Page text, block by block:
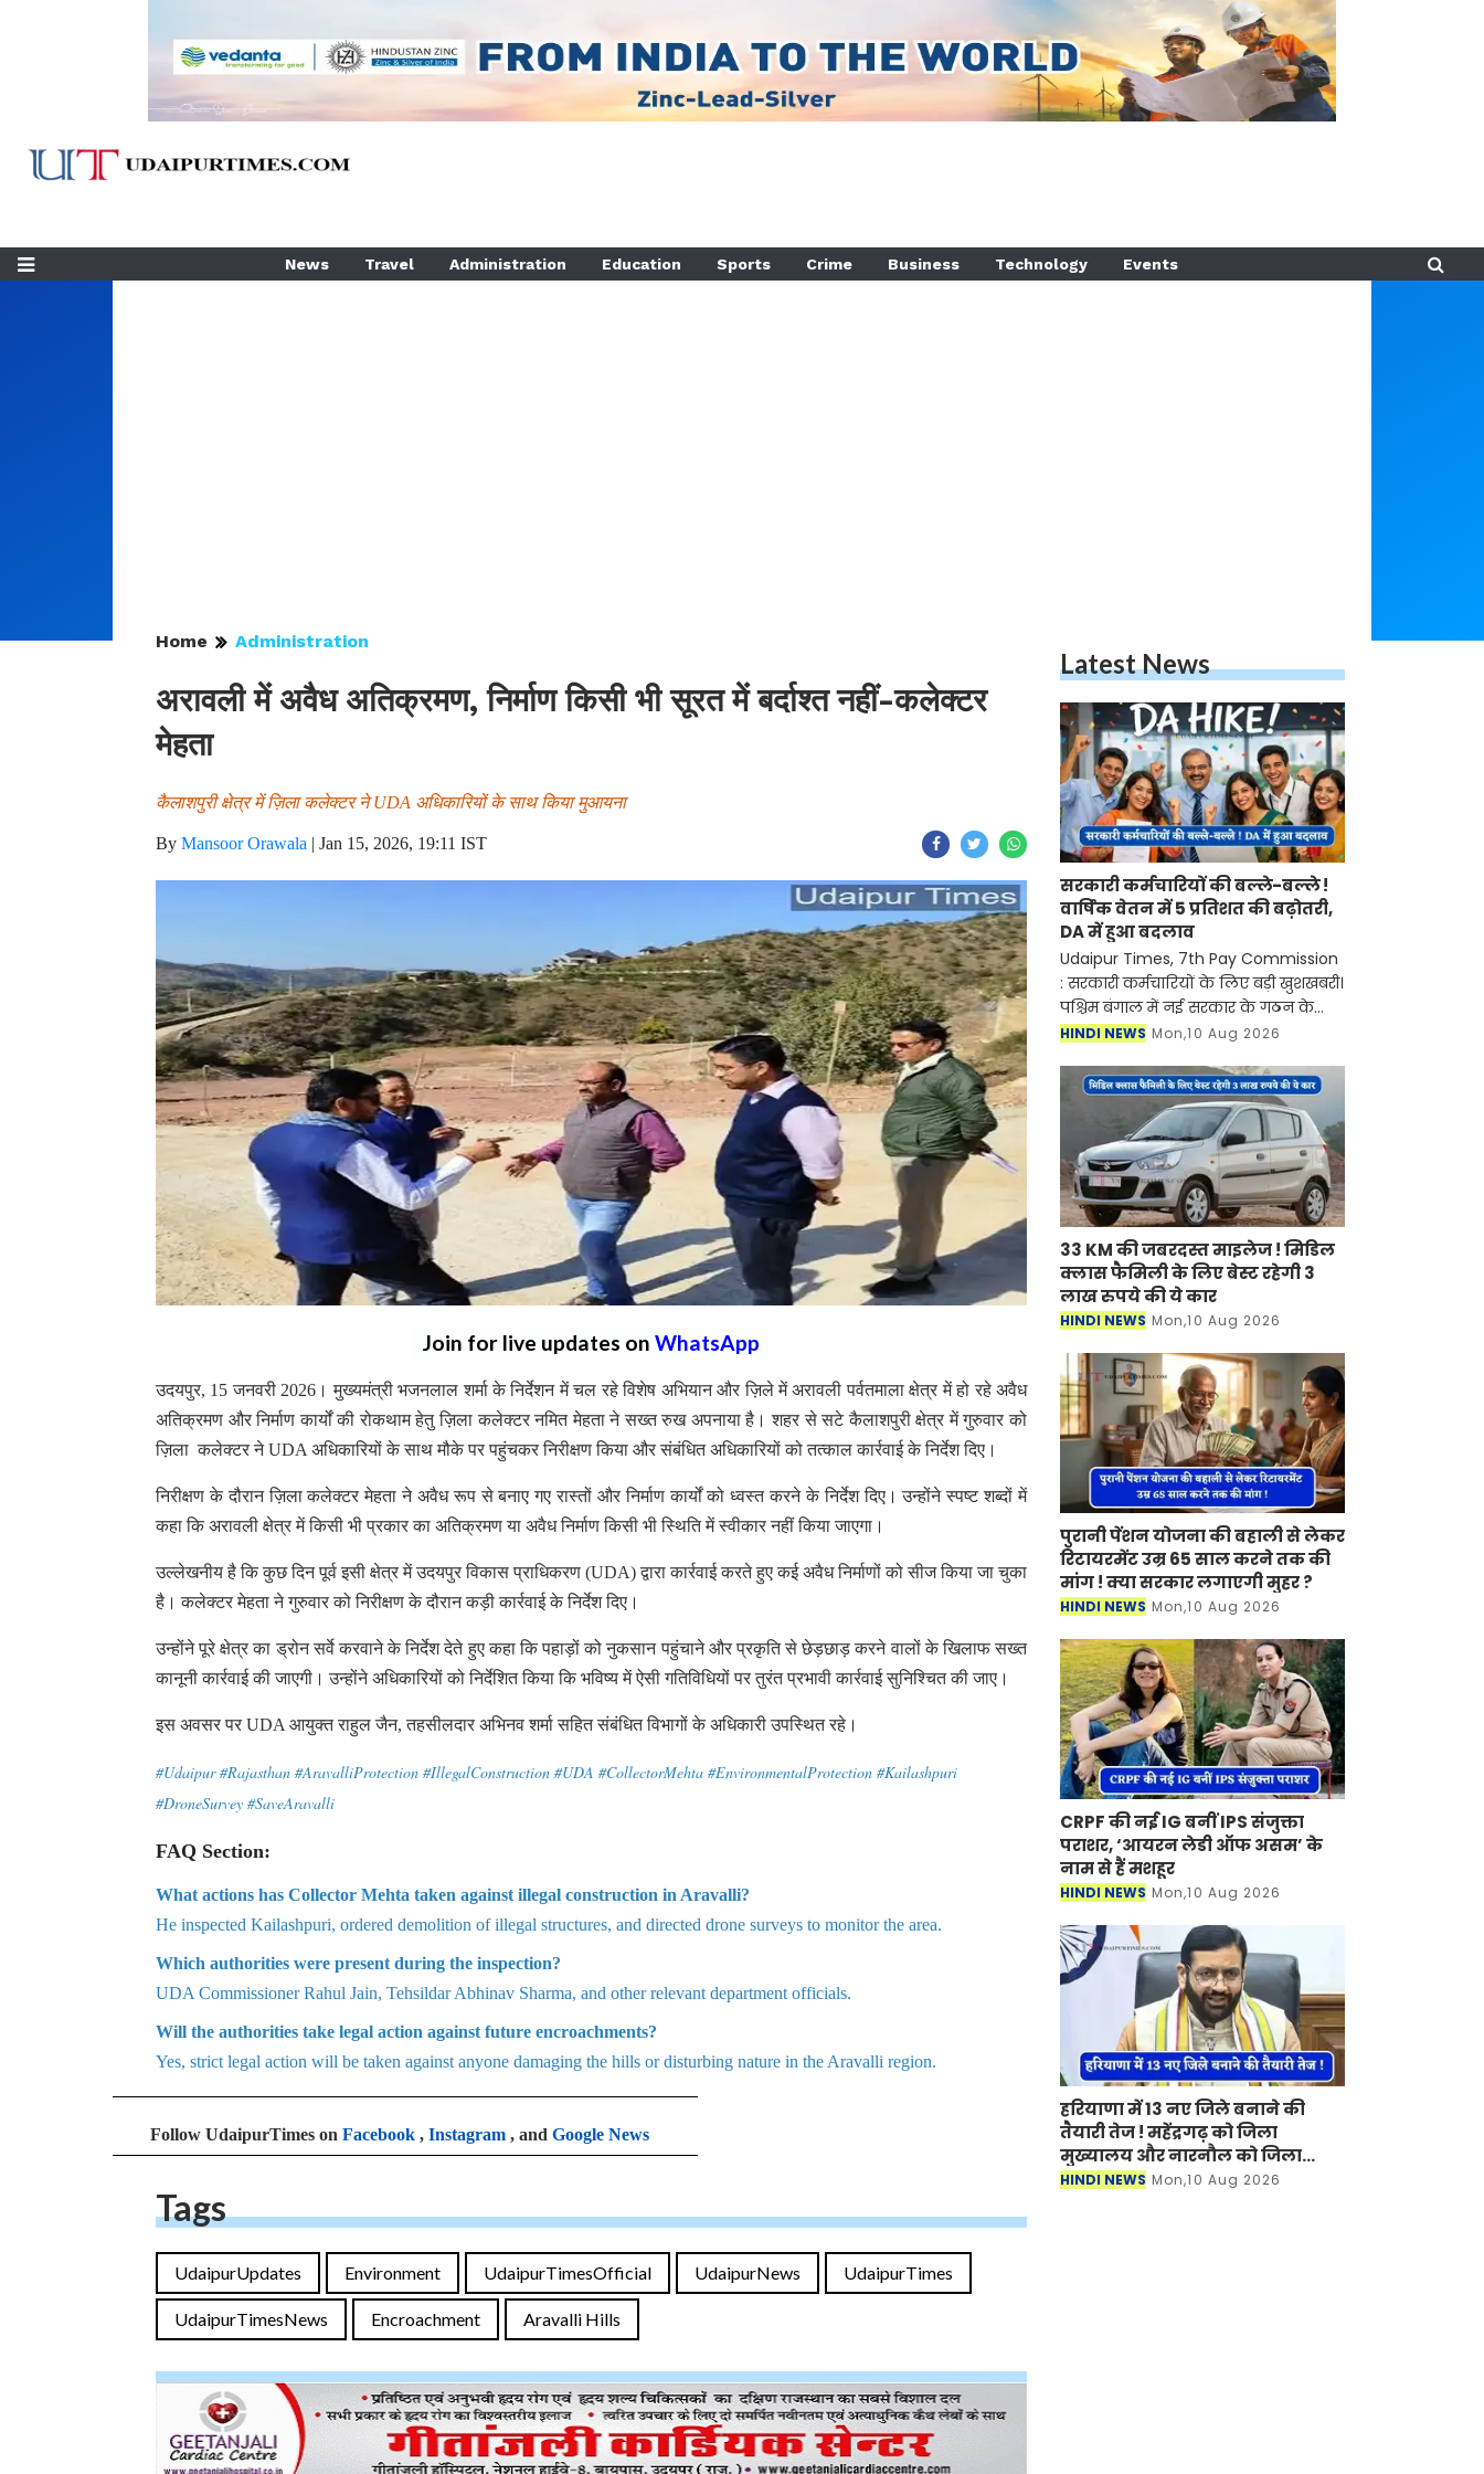
News Travel Administration Education Sports Crime Business Technology Events
Home Administration
अरावली में अवैध अतिक्रमण, निर्माण किसी भी सूरत में बर्दाश्त नहीं-कलेक्टर
मेहता
कैलाशपुरी क्षेत्र में ज़िला कलेक्टर ने UDA अधिकारियों के साथ किया मुआयना
By Mansoor Orawala | Jan 15, 2026, 19:11 IST
Join for live updates on WhatsApp
उदयपुर, 15 जनवरी 2026। मुख्यमंत्री भजनलाल शर्मा के निर्देशन में चल रहे विशेष अभियान और ज़िले में अरावली पर्वतमाला क्षेत्र में हो रहे अवैध
अतिक्रमण और निर्माण कार्यों की रोकथाम हेतु ज़िला कलेक्टर नमित मेहता ने सख्त रुख अपनाया है। शहर से सटे कैलाशपुरी क्षेत्र में गुरुवार को
ज़िला कलेक्टर ने UDA अधिकारियों के साथ मौके पर पहुंचकर निरीक्षण किया और संबंधित अधिकारियों को तत्काल कार्रवाई के निर्देश दिए।
निरीक्षण के दौरान ज़िला कलेक्टर मेहता ने अवैध रूप से बनाए गए रास्तों और निर्माण कार्यों को ध्वस्त करने के निर्देश दिए। उन्होंने स्पष्ट शब्दों में
कहा कि अरावली क्षेत्र में किसी भी प्रकार का अतिक्रमण या अवैध निर्माण किसी भी स्थिति में स्वीकार नहीं किया जाएगा।
उल्लेखनीय है कि कुछ दिन पूर्व इसी क्षेत्र में उदयपुर विकास प्राधिकरण (UDA) द्वारा कार्रवाई करते हुए कई अवैध निर्माणों को सीज किया जा चुका
है। कलेक्टर मेहता ने गुरुवार को निरीक्षण के दौरान कड़ी कार्रवाई के निर्देश दिए।
उन्होंने पूरे क्षेत्र का ड्रोन सर्वे करवाने के निर्देश देते हुए कहा कि पहाड़ों को नुकसान पहुंचाने और प्रकृति से छेड़छाड़ करने वालों के खिलाफ सख्त
कानूनी कार्रवाई की जाएगी। उन्होंने अधिकारियों को निर्देशित किया कि भविष्य में ऐसी गतिविधियों पर तुरंत प्रभावी कार्रवाई सुनिश्चित की जाए।
इस अवसर पर UDA आयुक्त राहुल जैन, तहसीलदार अभिनव शर्मा सहित संबंधित विभागों के अधिकारी उपस्थित रहे।
#Udaipur #Rajasthan #AravalliProtection #IllegalConstruction #UDA #CollectorMehta #EnvironmentalProtection #Kailashpuri
#DroneSurvey #SaveAravalli
FAQ Section:
What actions has Collector Mehta taken against illegal construction in Aravalli?
He inspected Kailashpuri, ordered demolition of illegal structures, and directed drone surveys to monitor the area.
Which authorities were present during the inspection?
UDA Commissioner Rahul Jain, Tehsildar Abhinav Sharma, and other relevant department officials.
Will the authorities take legal action against future encroachments?
Yes, strict legal action will be taken against anyone damaging the hills or disturbing nature in the Aravalli region.
Follow UdaipurTimes on Facebook , Instagram , and Google News
Tags
UdaipurUpdates Environment UdaipurTimesOfficial UdaipurNews UdaipurTimes
UdaipurTimesNews Encroachment Aravalli Hills
Latest News
सरकारी कर्मचारियों की बल्ले-बल्ले !
वार्षिक वेतन में 5 प्रतिशत की बढ़ोतरी,
DA में हुआ बदलाव
Udaipur Times, 7th Pay Commission
: सरकारी कर्मचारियों के लिए बड़ी खुशखबरी।
पश्चिम बंगाल में नई सरकार के गठन के
साथ ही सातवां वेतन आयोग लागू हो गया है।
कई नियम औ
HINDI NEWS Mon,10 Aug 2026
33 KM की जबरदस्त माइलेज ! मिडिल
क्लास फैमिली के लिए बेस्ट रहेगी 3
लाख रुपये की ये कार
HINDI NEWS Mon,10 Aug 2026
पुरानी पेंशन योजना की बहाली से लेकर
रिटायरमेंट उम्र 65 साल करने तक की
मांग ! क्या सरकार लगाएगी मुहर ?
HINDI NEWS Mon,10 Aug 2026
CRPF की नई IG बनीं IPS संजुक्ता
पराशर, ‘आयरन लेडी ऑफ असम’ के
नाम से हैं मशहूर
HINDI NEWS Mon,10 Aug 2026
हरियाणा में 13 नए जिले बनाने की
तैयारी तेज ! महेंद्रगढ़ को जिला
मुख्यालय और नारनौल को जिला
बनाने की मांग तेज
HINDI NEWS Mon,10 Aug 2026